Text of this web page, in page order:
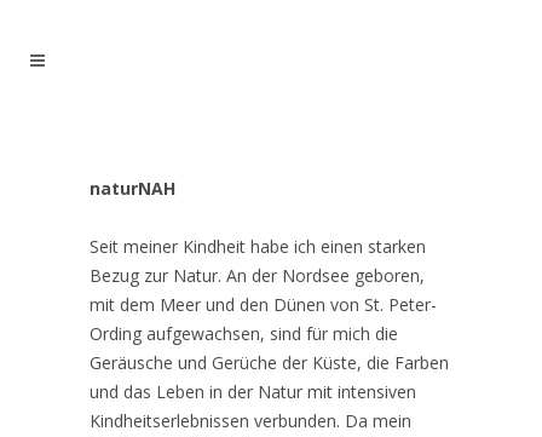
naturNAH
Seit meiner Kindheit habe ich einen starken
Bezug zur Natur. An der Nordsee geboren,
mit dem Meer und den Dünen von St. Peter-
Ording aufgewachsen, sind für mich die
Geräusche und Gerüche der Küste, die Farben
und das Leben in der Natur mit intensiven
Kindheitserlebnissen verbunden. Da mein